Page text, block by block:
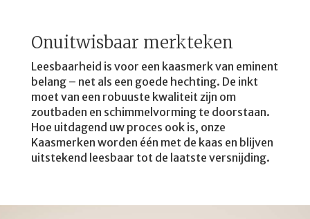
Onuitwisbaar merkteken
Leesbaarheid is voor een kaasmerk van eminent
belang – net als een goede hechting. De inkt
moet van een robuuste kwaliteit zijn om
zoutbaden en schimmelvorming te doorstaan.
Hoe uitdagend uw proces ook is, onze
Kaasmerken worden één met de kaas en blijven
uitstekend leesbaar tot de laatste versnijding.